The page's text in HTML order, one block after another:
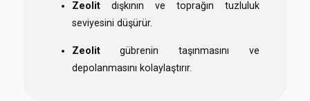
Zeolitdışkının ve toprağın tuzluluk
seviyesini düşürür.
Zeolitgübrenin taşınmasını ve
depolanmasını kolaylaştırır.